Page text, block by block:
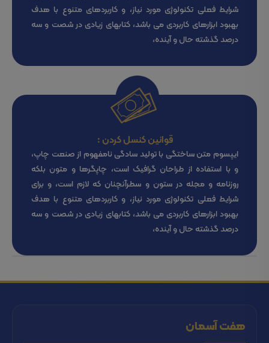
شرایط فعلی تکنولوژی مورد نیاز، و کاربردهای متنوع با هدف
بهبود ابزارهای کاربردی می باشد، کتابهای زیادی در شصت و سه
درصد گذشته حال و آینده،
قوانین کنسل کردن :
ایپسوم متن ساختگی با تولید سادگی نامفهوم از صنعت چاپ،
و با استفاده از طراحان گرافیک است، چاپگرها و متون بلکه
روزنامه و مجله در ستون و سطرآنچنان که لازم است، و برای
شرایط فعلی تکنولوژی مورد نیاز، و کاربردهای متنوع با هدف
بهبود ابزارهای کاربردی می باشد، کتابهای زیادی در شصت و سه
درصد گذشته حال و آینده،
هفت آسمان